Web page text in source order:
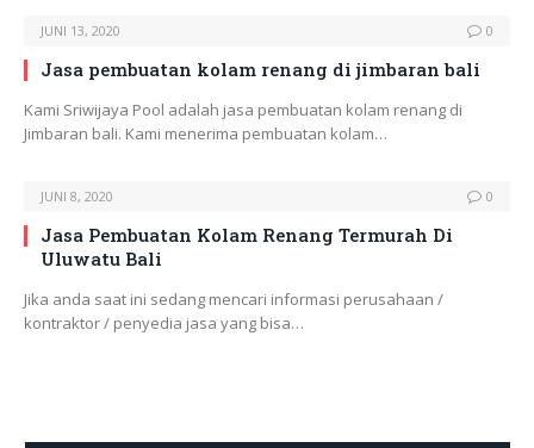
JUNI 13, 2020 0
Jasa pembuatan kolam renang di jimbaran bali
Kami Sriwijaya Pool adalah jasa pembuatan kolam renang di
Jimbaran bali. Kami menerima pembuatan kolam…
JUNI 8, 2020 0
Jasa Pembuatan Kolam Renang Termurah Di
Uluwatu Bali
Jika anda saat ini sedang mencari informasi perusahaan /
kontraktor / penyedia jasa yang bisa…